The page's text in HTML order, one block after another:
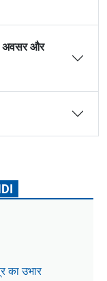
अवसर और
का उभार